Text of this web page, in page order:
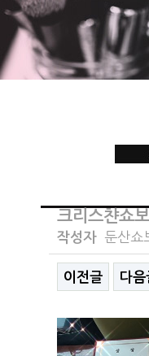
크리스챤쇼
작성자 둔산쇼
이전글 다음
본문